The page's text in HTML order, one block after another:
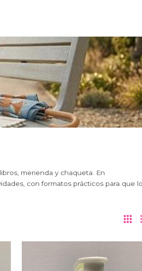
merienda y chaqueta. En
con formatos prácticos para que